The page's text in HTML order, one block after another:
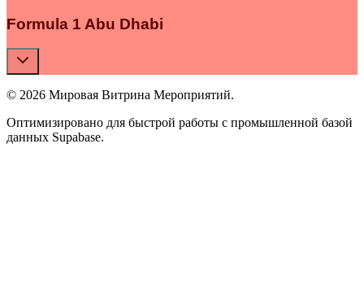
Formula 1 Abu Dhabi
© 2026 Мировая Витрина Мероприятий.
Оптимизировано для быстрой работы с промышленной базой
данных Supabase.